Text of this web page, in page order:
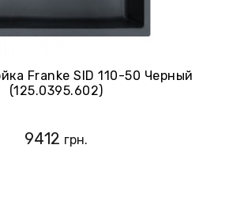
Franke SID 110-50 Черный
(125.0395.602)
9412 грн.